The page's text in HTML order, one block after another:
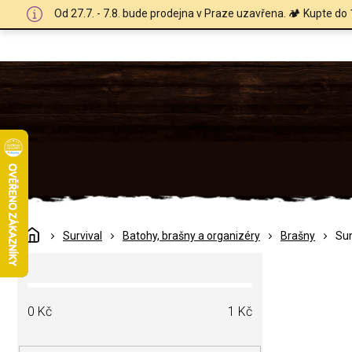
Od 27.7. - 7.8. bude prodejna v Praze uzavřena. 🏕️ Kupte
DomůSurvival Batohy, brašny a organizéry Brašny
P
o
a
0 Kč 1 Kč